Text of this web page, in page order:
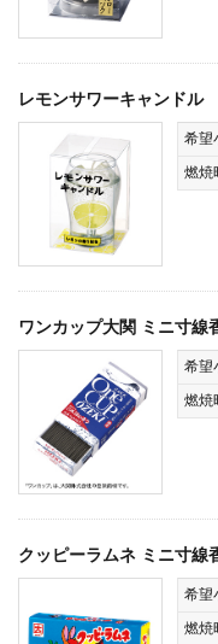
レモンサワーキャンドル
希望
燃焼
ワンカップ大関 ミニ寸線
希望
燃焼
クッピーラムネ ミニ寸線
希望
燃焼